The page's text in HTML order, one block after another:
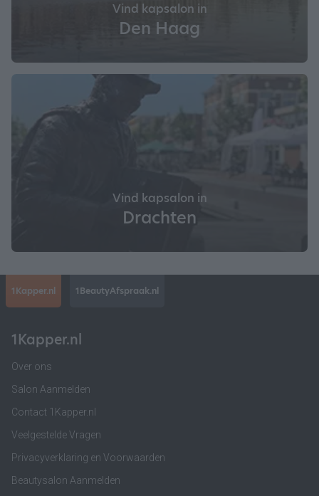
Vind kapsalon in
Den Haag
Vind kapsalon in
Drachten
1Kapper.nl 1BeautyAfspraak.nl
1Kapper.nl
Over ons
Salon Aanmelden
Contact 1Kapper.nl
Veelgestelde Vragen
Privacyverklaring en Voorwaarden
Beautysalon Aanmelden